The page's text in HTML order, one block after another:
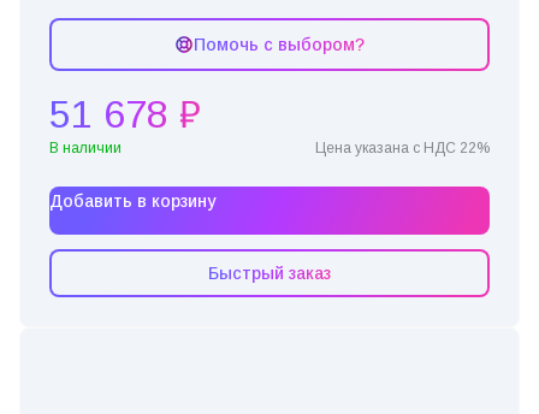
Помочь с выбором?
51 678 ₽
В наличии Цена указана с НДС 22%
Добавить в корзину
Быстрый заказ